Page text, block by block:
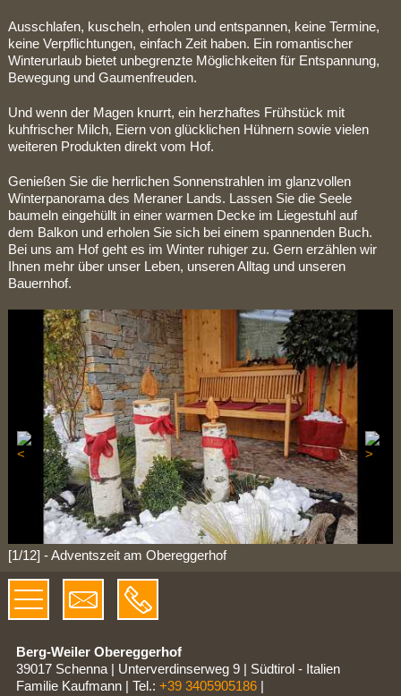
Ausschlafen, kuscheln, erholen und entspannen, keine Termine,
keine Verpflichtungen, einfach Zeit haben. Ein romantischer
Winterurlaub bietet unbegrenzte Möglichkeiten für Entspannung,
Bewegung und Gaumenfreuden.
Und wenn der Magen knurrt, ein herzhaftes Frühstück mit
kuhfrischer Milch, Eiern von glücklichen Hühnern sowie vielen
weiteren Produkten direkt vom Hof.
Genießen Sie die herrlichen Sonnenstrahlen im glanzvollen
Winterpanorama des Meraner Lands. Lassen Sie die Seele
baumeln eingehüllt in einer warmen Decke im Liegestuhl auf
dem Balkon und erholen Sie sich bei einem spannenden Buch.
Bei uns am Hof geht es im Winter ruhiger zu. Gern erzählen wir
Ihnen mehr über unser Leben, unseren Alltag und unseren
Bauernhof.
[1/12] - Adventszeit am Obereggerhof
Berg-Weiler Obereggerhof
39017 Schenna| Unterverdinserweg 9| Südtirol - Italien
Familie Kaufmann| Tel.: +39 3405905186|